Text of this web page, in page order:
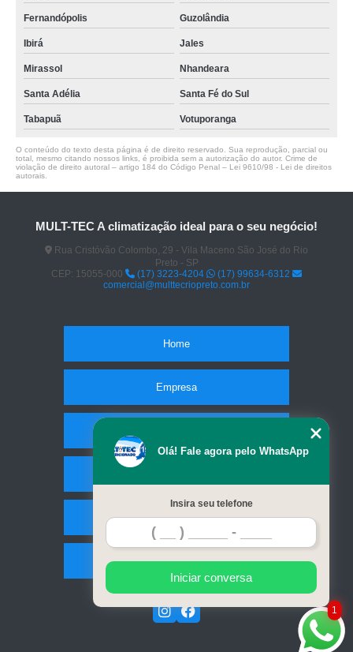
Fernandópolis Guzolândia
Ibirá Jales
Mirassol Nhandeara
Santa Adélia Santa Fé do Sul
Tabapuã Votuporanga
O conteúdo do texto desta página é de direito reservado. Sua reprodução, parcial ou
total, mesmo citando nossos links, é proibida sem a autorização do autor. Crime de
violação de direito autoral – artigo 184 do Código Penal – Lei 9610/98 - Lei de direitos
autorais
MULT-TEC A climatização ideal para o seu negócio!
Rua Cristóvão Colombo, 29 - Vila Maceno São José do Rio
Preto - SP
CEP: 15055-000
(17) 3223-4204
(17) 99634-6312
comercial@multtecriopreto.com.br
Home
Empresa
Contato
Mapa do site
1
Olá! Fale agora pelo WhatsApp
Insira seu telefone
Iniciar conversa